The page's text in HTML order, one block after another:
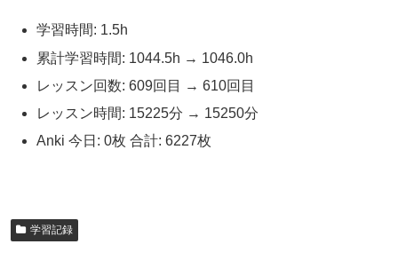
学習時間: 1.5h
累計学習時間: 1044.5h → 1046.0h
レッスン回数: 609回目 → 610回目
レッスン時間: 15225分 → 15250分
Anki 今日: 0枚 合計: 6227枚
学習記録